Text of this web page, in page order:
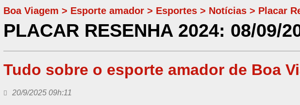
Boa Viagem > Esporte amador > Esportes > Notícias > Placar
PLACAR RESENHA 2024: 08/09/
Tudo sobre o esporte amador de Boa
20/9/2025 09h:11